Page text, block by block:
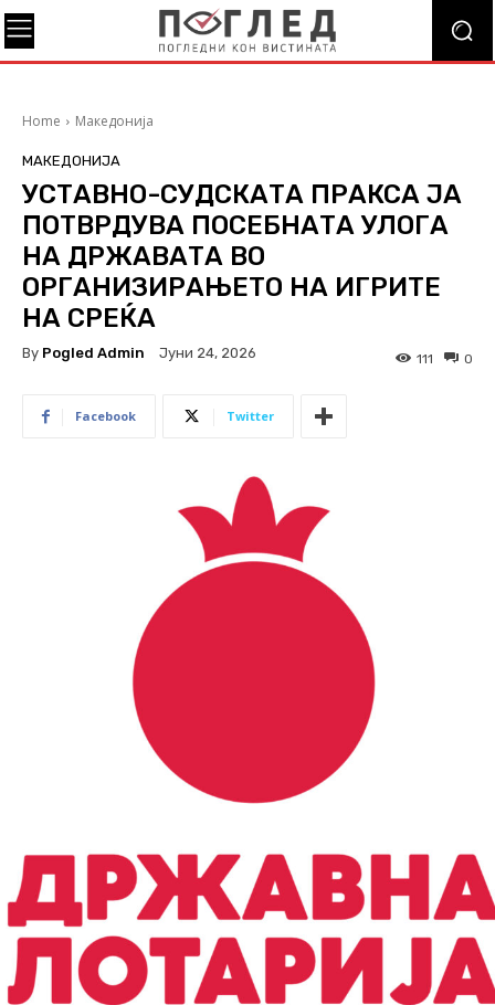
Home Македонија
МАКЕДОНИЈА
УСТАВНО-СУДСКАТА ПРАКСА ЈА
ПОТВРДУВА ПОСЕБНАТА УЛОГА
НА ДРЖАВАТА ВО
ОРГАНИЗИРАЊЕТО НА ИГРИТЕ
НА СРЕЌА
By Pogled Admin Јуни 24, 2026 0
111
Facebook Twitter